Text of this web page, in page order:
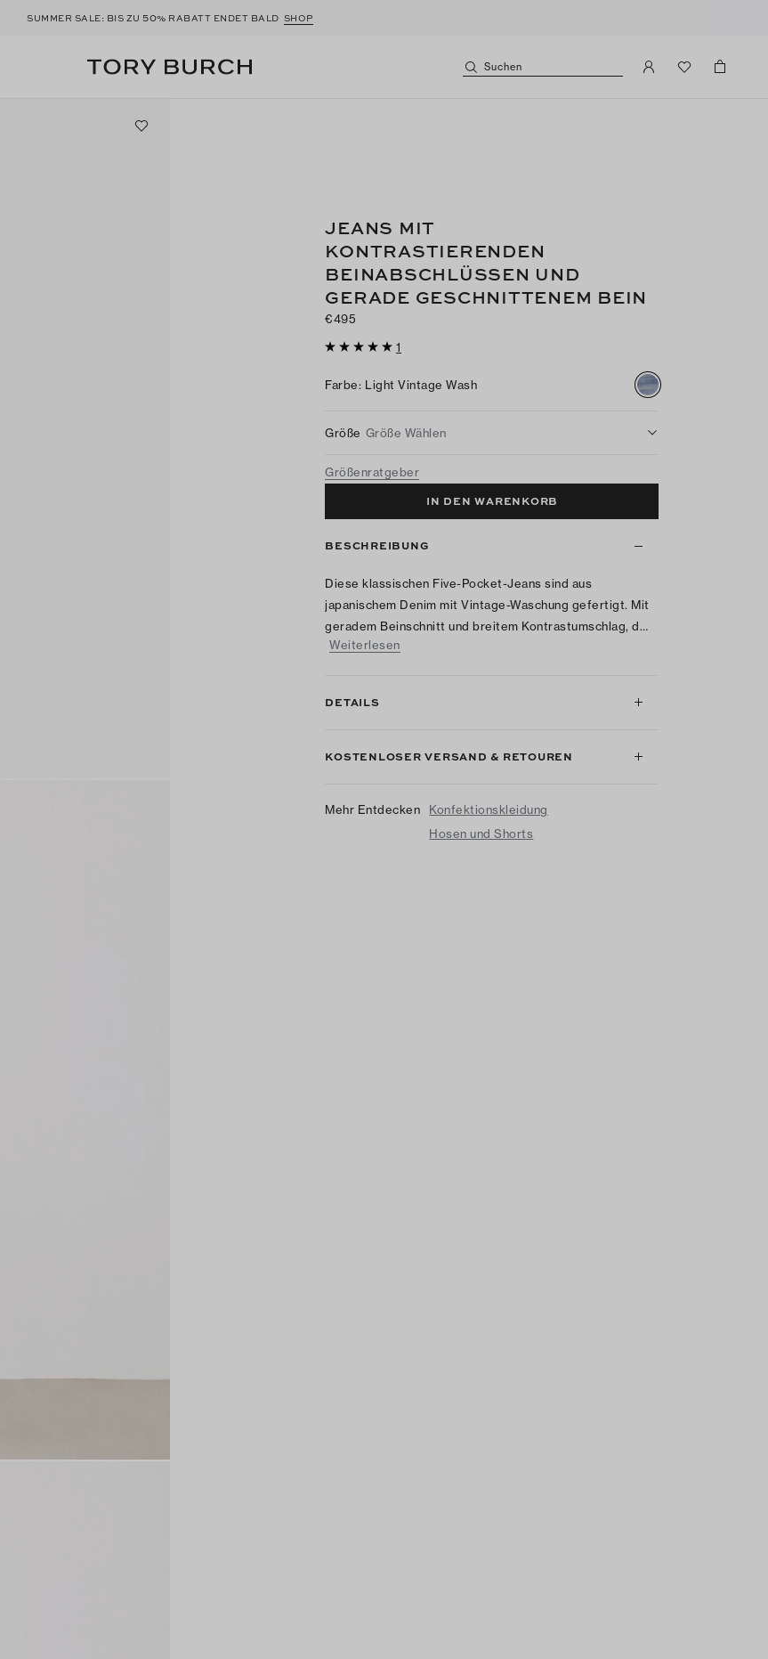
SUMMER SALE: BIS ZU50% RABATT ENDET BALD SHOP
Suchen
JEANS MIT
KONTRASTIERENDEN
BEINABSCHLÜSSEN UND
GERADE GESCHNITTENEM BEIN
€495
1
Farbe: Light Vintage Wash
Größe Größe Wählen
Größenratgeber
IN DEN WARENKORB
BESCHREIBUNG
Diese klassischen Five-Pocket-Jeans sind aus
japanischem Denim mit Vintage-Waschung gefertigt. Mit
geradem Beinschnitt und breitem Kontrastumschlag, d…
Weiterlesen
DETAILS
KOSTENLOSER VERSAND & RETOUREN
Mehr Entdecken
Konfektionskleidung
Hosen und Shorts